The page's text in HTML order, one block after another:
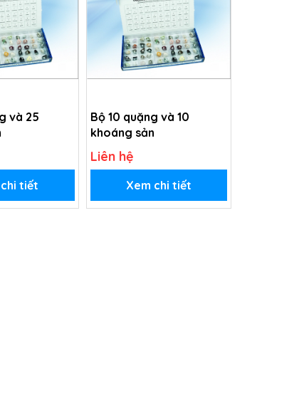
và 25
tiết
Bộ 10 quặng và 10
khoáng sản
Liên hệ
Xem chi tiết